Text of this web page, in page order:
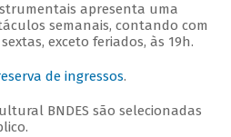
apresenta uma
semanais, contando com
exceto feriados, às 19h.
de ingressos.
BNDES são selecionadas